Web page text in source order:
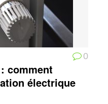
0
comment
électrique